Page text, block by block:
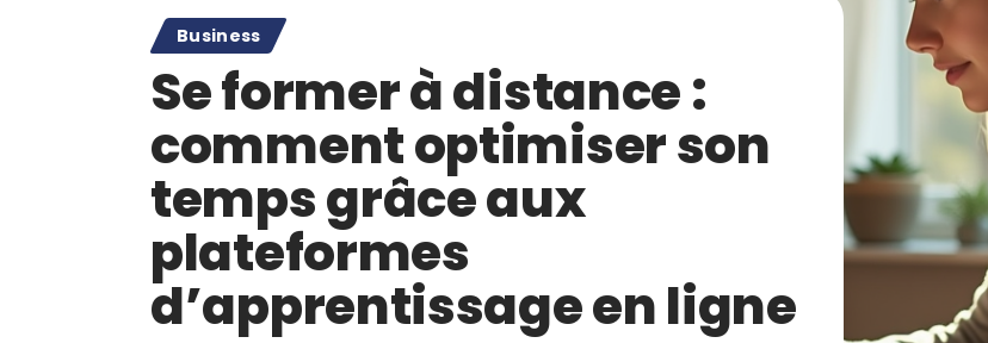
Business
Se former à distance :
comment optimiser son
temps grâce aux
plateformes
d’apprentissage en ligne